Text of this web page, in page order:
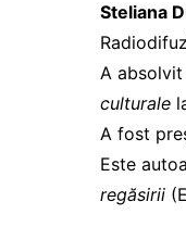
Steliana
A
culturale
A fost
Este
regăsirii